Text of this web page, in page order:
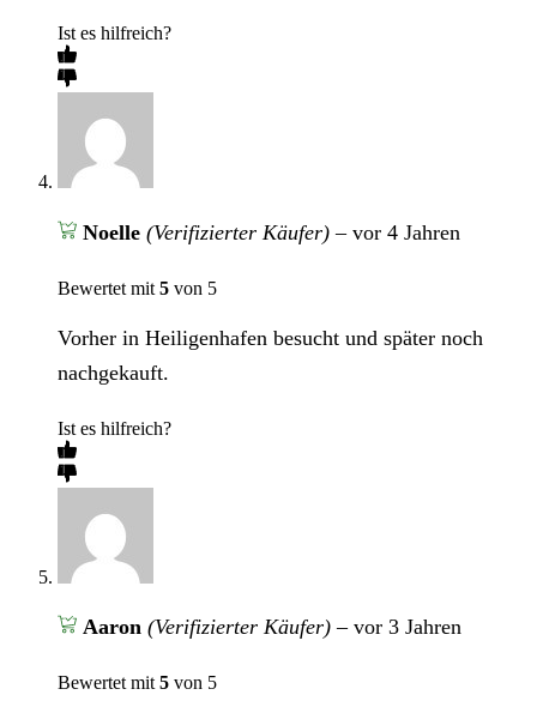
Ist es hilfreich?
Noelle (Verifizierter Käufer) – vor 4 Jahren
Bewertet mit 5 von 5
Vorher in Heiligenhafen besucht und später noch
nachgekauft.
Ist es hilfreich?
Aaron (Verifizierter Käufer) – vor 3 Jahren
Bewertet mit 5 von 5